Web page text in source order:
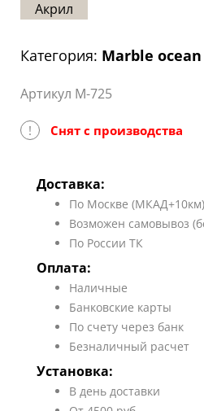
Карта
сайта
Акрил
Категория: Marble ocean
Артикул M-725
! Снят с производства
Доставка:
По Москве
Возможен самовывоз
По России ТК
Оплата:
Наличные
Банковские карты
По счету через банк
Безналичный расчет
Установка:
В день доставки